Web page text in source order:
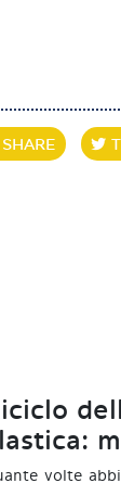
SHARE
volte